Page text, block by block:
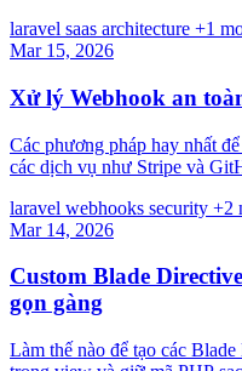
laravel saas architecture +1
Mar 15, 2026
Xử lý Webhook an
Các phương pháp hay nhất
các dịch vụ như Stripe và
laravel webhooks security +2
Mar 14, 2026
Custom Blade
gọn gàng
Làm thế nào để tạo các